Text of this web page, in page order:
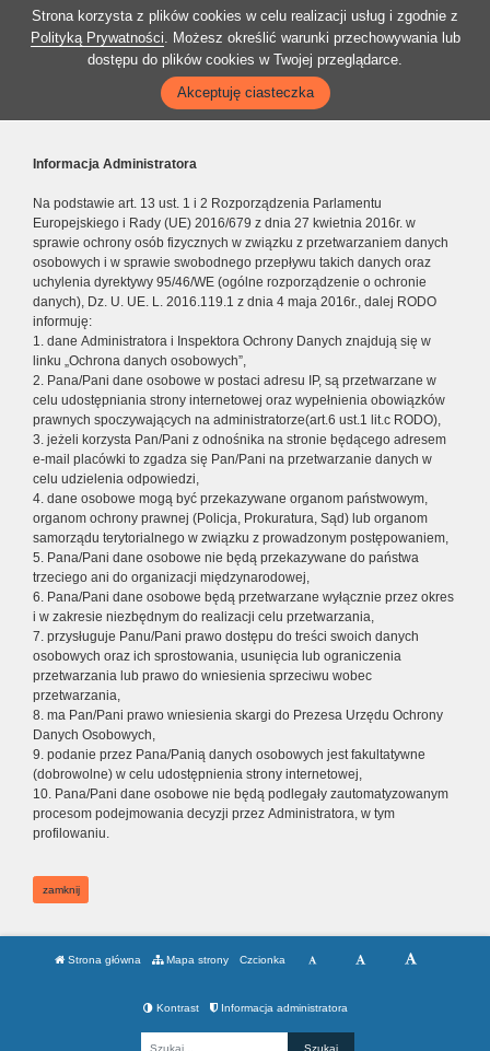
Strona korzysta z plików cookies w celu realizacji usług i zgodnie z
Polityką Prywatności. Możesz określić warunki przechowywania lub
dostępu do plików cookies w Twojej przeglądarce.
Akceptuję ciasteczka
Informacja Administratora
Na podstawie art. 13 ust. 1 i 2 Rozporządzenia Parlamentu
Europejskiego i Rady (UE) 2016/679 z dnia 27 kwietnia 2016r. w
sprawie ochrony osób fizycznych w związku z przetwarzaniem danych
osobowych i w sprawie swobodnego przepływu takich danych oraz
uchylenia dyrektywy 95/46/WE (ogólne rozporządzenie o ochronie
danych), Dz. U. UE. L. 2016.119.1 z dnia 4 maja 2016r., dalej RODO
informuję:
1. dane Administratora i Inspektora Ochrony Danych znajdują się w
linku „Ochrona danych osobowych”,
2. Pana/Pani dane osobowe w postaci adresu IP, są przetwarzane w
celu udostępniania strony internetowej oraz wypełnienia obowiązków
prawnych spoczywających na administratorze(art.6 ust.1 lit.c RODO),
3. jeżeli korzysta Pan/Pani z odnośnika na stronie będącego adresem
e-mail placówki to zgadza się Pan/Pani na przetwarzanie danych w
celu udzielenia odpowiedzi,
4. dane osobowe mogą być przekazywane organom państwowym,
organom ochrony prawnej (Policja, Prokuratura, Sąd) lub organom
samorządu terytorialnego w związku z prowadzonym postępowaniem,
5. Pana/Pani dane osobowe nie będą przekazywane do państwa
trzeciego ani do organizacji międzynarodowej,
6. Pana/Pani dane osobowe będą przetwarzane wyłącznie przez okres
i w zakresie niezbędnym do realizacji celu przetwarzania,
7. przysługuje Panu/Pani prawo dostępu do treści swoich danych
osobowych oraz ich sprostowania, usunięcia lub ograniczenia
przetwarzania lub prawo do wniesienia sprzeciwu wobec
przetwarzania,
8. ma Pan/Pani prawo wniesienia skargi do Prezesa Urzędu Ochrony
Danych Osobowych,
9. podanie przez Pana/Panią danych osobowych jest fakultatywne
(dobrowolne) w celu udostępnienia strony internetowej,
10. Pana/Pani dane osobowe nie będą podlegały zautomatyzowanym
procesom podejmowania decyzji przez Administratora, w tym
profilowaniu.
zamknij
Strona główna Mapa strony Czcionka
Kontrast Informacja administratora